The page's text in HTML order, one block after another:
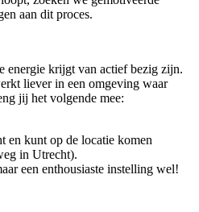
aan dit proces.
energie krijgt van actief bezig zijn.
liever in een omgeving waar
jij het volgende mee:
en kunt op de locatie komen
in Utrecht).
een enthousiaste instelling wel!